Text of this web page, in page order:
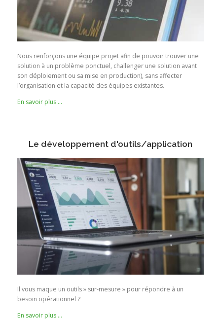
Nous renforçons une équipe projet afin de pouvoir trouver une
solution à un problème ponctuel, challenger une solution avant
son déploiement ou sa mise en production), sans affecter
l’organisation et la capacité des équipes existantes.
En savoir plus …
Le développement d'outils/application
Il vous maque un outils » sur-mesure » pour répondre à un
besoin opérationnel ?
En savoir plus …